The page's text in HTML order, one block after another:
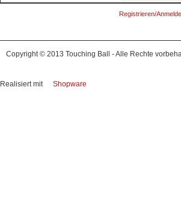
Registrieren/
Copyright © 2013 Touching Ball - Alle Rechte
Realisiert mit Shopware